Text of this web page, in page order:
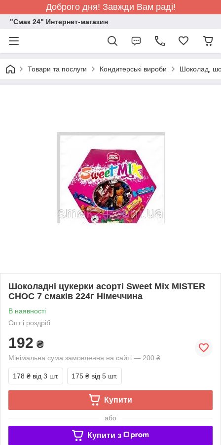
Доброго дня! Завжди Вам раді!
"Смак 24" Интернет-магазин
Товари та послуги Кондитерські вироби Шоколад,
Шоколадні цукерки асорті Sweet Mix MISTER
CHOC 7 смаків 224г Німеччина
В наявності
Опт і роздріб
192 ₴
Мінімальна сума замовлення на сайті — 200 ₴
178 ₴ від 3 шт. 175 ₴ від 5 шт.
Купити
або
Купити з